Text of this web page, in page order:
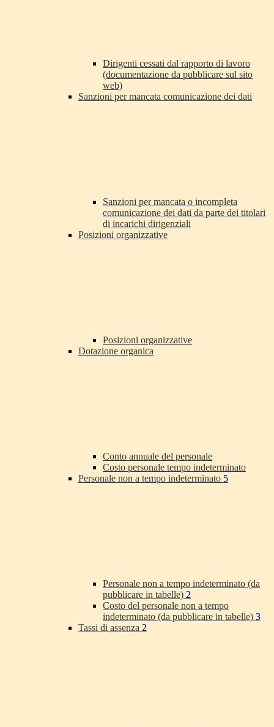
Dirigenti cessati dal rapporto di lavoro
(documentazione da pubblicare sul sito
web)
Sanzioni per mancata comunicazione dei dati
Sanzioni per mancata o incompleta
comunicazione dei dati da parte dei titolari
di incarichi dirigenziali
Posizioni organizzative
Posizioni organizzative
Dotazione organica
Conto annuale del personale
Costo personale tempo indeterminato
Personale non a tempo indeterminato 5
Personale non a tempo indeterminato (da
pubblicare in tabelle) 2
Costo del personale non a tempo
indeterminato (da pubblicare in tabelle) 3
Tassi di assenza 2